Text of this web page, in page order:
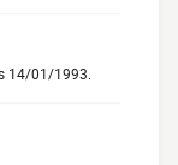
14/01/1993.